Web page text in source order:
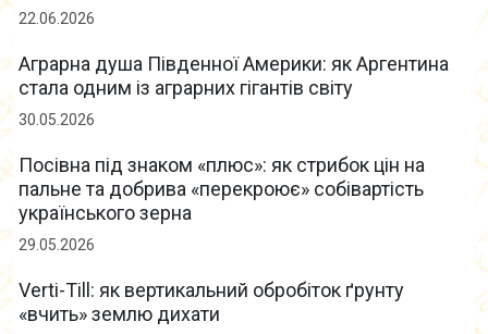
22.06.2026
Аграрна душа Південної Америки: як Аргентина
стала одним із аграрних гігантів світу
30.05.2026
Посівна під знаком «плюс»: як стрибок цін на
пальне та добрива «перекроює» собівартість
українського зерна
29.05.2026
Verti-Till: як вертикальний обробіток ґрунту
«вчить» землю дихати